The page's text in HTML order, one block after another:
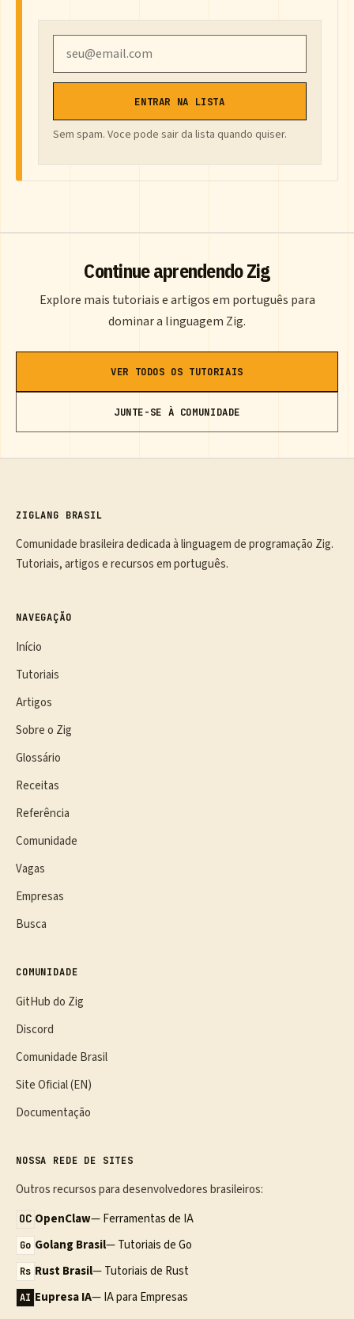
ENTRAR NA LISTA
Sem spam. Voce pode sair da lista quando quiser.
Continue aprendendo Zig
Explore mais tutoriais e artigos em português para
dominar a linguagem Zig.
VER TODOS OS TUTORIAIS
JUNTE-SE À COMUNIDADE
ZIGLANG BRASIL
Comunidade brasileira dedicada à linguagem de programação Zig.
Tutoriais, artigos e recursos em português.
NAVEGAÇÃO
Início
Tutoriais
Artigos
Sobre o Zig
Glossário
Receitas
Referência
Comunidade
Vagas
Empresas
Busca
COMUNIDADE
GitHub do Zig
Discord
Comunidade Brasil
Site Oficial (EN)
Documentação
NOSSA REDE DE SITES
Outros recursos para desenvolvedores brasileiros:
OC OpenClaw— Ferramentas de IA
Go Golang Brasil— Tutoriais de Go
Rs Rust Brasil— Tutoriais de Rust
AI Eupresa IA— IA para Empresas